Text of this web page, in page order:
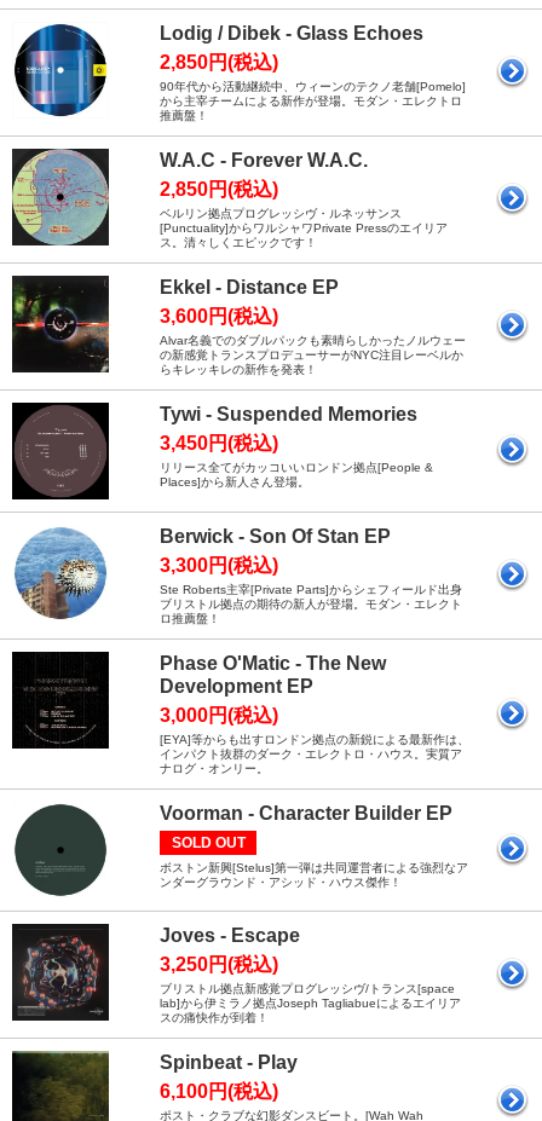
Lodig / Dibek - Glass Echoes
2,850円(税込)
90年代から活動継続中、ウィーンのテクノ老舗[Pomelo]
から主宰チームによる新作が登場。モダン・エレクトロ
推薦盤！
W.A.C - Forever W.A.C.
2,850円(税込)
ベルリン拠点プログレッシヴ・ルネッサンス
[Punctuality]からワルシャワPrivate Pressのエイリア
ス。清々しくエピックです！
Ekkel - Distance EP
3,600円(税込)
Alvar名義でのダブルパックも素晴らしかったノルウェー
の新感覚トランスプロデューサーがNYC注目レーベルか
らキレッキレの新作を発表！
Tywi - Suspended Memories
3,450円(税込)
リリース全てがカッコいいロンドン拠点[People &
Places]から新人さん登場。
Berwick - Son Of Stan EP
3,300円(税込)
Ste Roberts主宰[Private Parts]からシェフィールド出身
ブリストル拠点の期待の新人が登場。モダン・エレクト
ロ推薦盤！
Phase O'Matic - The New
Development EP
3,000円(税込)
[EYA]等からも出すロンドン拠点の新鋭による最新作は、
インパクト抜群のダーク・エレクトロ・ハウス。実質ア
ナログ・オンリー。
Voorman - Character Builder EP
SOLD OUT
ボストン新興[Stelus]第一弾は共同運営者による強烈なア
ンダーグラウンド・アシッド・ハウス傑作！
Joves - Escape
3,250円(税込)
ブリストル拠点新感覚プログレッシヴ/トランス[space
lab]から伊ミラノ拠点Joseph Tagliabueによるエイリア
スの痛快作が到着！
Spinbeat - Play
6,100円(税込)
ポスト・クラブな幻影ダンスビート。[Wah Wah